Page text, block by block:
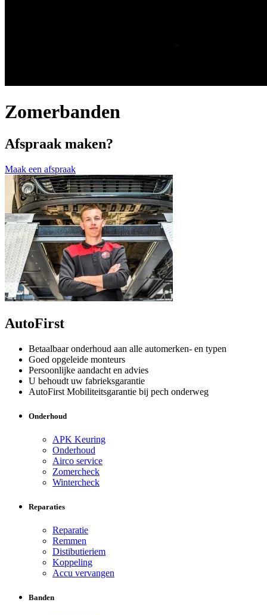
Zomerbanden
Afspraak maken?
Maak een afspraak
AutoFirst
Betaalbaar onderhoud aan alle automerken- en typen
Goed opgeleide monteurs
Persoonlijke aandacht en advies
U behoudt uw fabrieksgarantie
AutoFirst Mobiliteitsgarantie bij pech onderweg
Onderhoud
APK Keuring
Onderhoud
Airco service
Zomercheck
Wintercheck
Reparaties
Reparatie
Remmen
Distibutieriem
Koppeling
Accu vervangen
Banden